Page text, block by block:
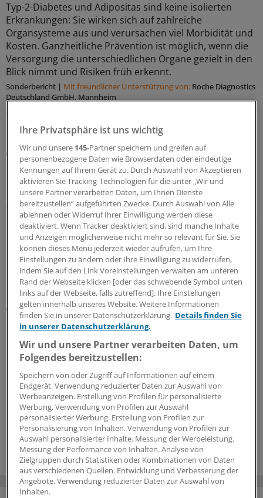
Typ-2-Diabetes und Adipositas sind keine isolierten
Erkrankungen: Sie wirken sich auf zahlreiche
Organsysteme aus und verursachen viel Morbidität und
Kosten. Ganzheitliche Prävention ist möglich, wenn die
Versorgung die unterschiedlichen Organe gezielt in den
Blick nimmt und Risiken früh erkennt.
Sonderbericht | Mit freundlicher Unterstützung von: Roche Diagnostics
Deutschland GmbH, Mannheim
03.08.2026
Kasuistik
Harnverhalt und Zeichen eines Herzinfarkts im
EKG: Was dahinter steckte
Ein anschwellender Unterbauch, Probleme beim
Wasserlassen, eine Hyperkaliämie und ein
besorgniserregender Befund im EKG. Was diese Befunde
miteinander zu tun haben? Die Erklärung liefert ein
Fallbericht aus Dallas.
29.07.2026
Wie viel Training ratsam ist
„Klug entscheiden“-Empfehlung zur
Bewegungstherapie bei chronischem
Koronarsyndrom
Patienten mit kardiovaskulärem Risiko oder
chronischem Koronarsyndrom sollten eine
Bewegungstherapie erhalten. Dafür spricht sich die
„Klug entscheiden“-Initiative der DGIM aus – und gibt
Empfehlungen, wie häufig trainiert werden sollte.
19.07.2026
Ihre Privatsphäre ist uns wichtig
Wir und unsere 145-Partner speichern und greifen auf
personenbezogene Daten wie Browserdaten oder eindeutige
Kennungen auf Ihrem Gerät zu. Durch Auswahl von Akzeptieren
aktivieren Sie Tracking-Technologien für die unter „Wir und
unsere Partner verarbeiten Daten, um Ihnen Dienste
bereitzustellen“ aufgeführten Zwecke. Durch Auswahl von Alle
ablehnen oder Widerruf Ihrer Einwilligung werden diese
deaktiviert. Wenn Tracker deaktiviert sind, sind manche Inhalte
und Anzeigen möglicherweise nicht mehr so relevant für Sie. Sie
können dieses Menü jederzeit wieder aufrufen, um Ihre
Einstellungen zu ändern oder Ihre Einwilligung zu widerrufen,
indem Sie auf den Link Voreinstellungen verwalten am unteren
Rand der Webseite klicken [oder das schwebende Symbol unten
links auf der Webseite, falls zutreffend]. Ihre Einstellungen
gelten innerhalb unseres Website. Weitere Informationen
finden Sie in unserer Datenschutzerklärung. Details finden Sie
in unserer Datenschutzerklärung.
Wir und unsere Partner verarbeiten Daten, um
Folgendes bereitzustellen:
Speichern von oder Zugriff auf Informationen auf einem
Endgerät. Verwendung reduzierter Daten zur Auswahl von
Werbeanzeigen. Erstellung von Profilen für personalisierte
Werbung. Verwendung von Profilen zur Auswahl
personalisierter Werbung. Erstellung von Profilen zur
Personalisierung von Inhalten. Verwendung von Profilen zur
Auswahl personalisierter Inhalte. Messung der Werbeleistung.
Messung der Performance von Inhalten. Analyse von
Zielgruppen durch Statistiken oder Kombinationen von Daten
aus verschiedenen Quellen. Entwicklung und Verbesserung der
Angebote. Verwendung reduzierter Daten zur Auswahl von
Inhalten.